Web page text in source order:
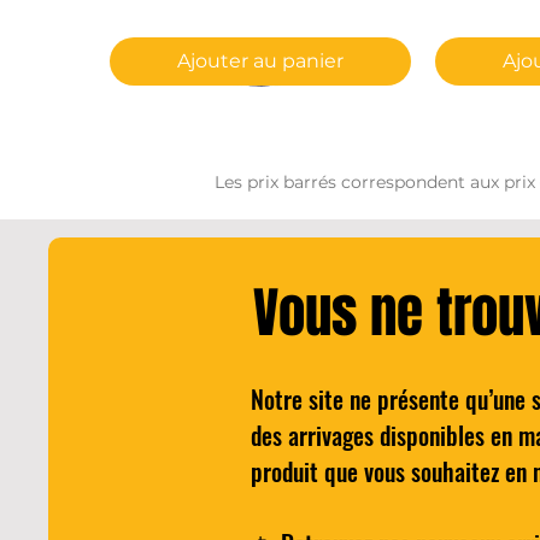
Ajouter au panier
Aperçu rapide
Cocktail - Le NEGRONI du
BARTELEUR
Prix
25,00 €
Wilkinson
pour
Les prix barrés correspondent aux
Vous ne
Notre site ne présente
des arrivages disponibles en
produit que vous souhaitez en